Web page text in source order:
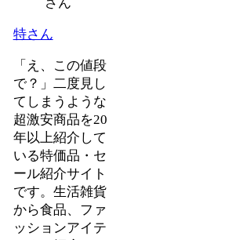
特さん
「え、この値段
で？」二度見し
てしまうような
超激安商品を20
年以上紹介して
いる特価品・セ
ール紹介サイト
です。生活雑貨
から食品、ファ
ッションアイテ